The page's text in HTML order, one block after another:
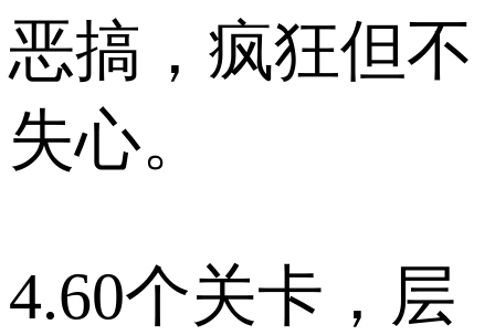
恶搞，疯狂但不
失心。
4.60个关卡，层